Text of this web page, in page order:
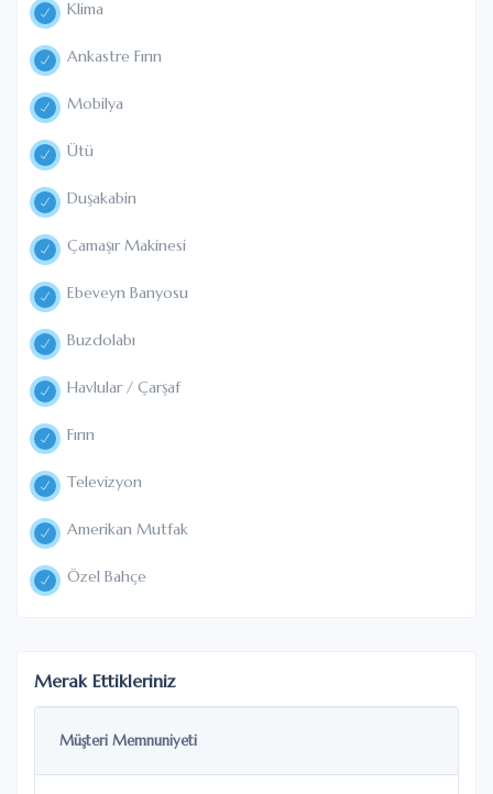
Klima
Ankastre Fırın
Mobilya
Ütü
Duşakabin
Çamaşır Makinesi
Ebeveyn Banyosu
Buzdolabı
Havlular / Çarşaf
Fırın
Televizyon
Amerikan Mutfak
Özel Bahçe
Merak Ettikleriniz
Müşteri Memnuniyeti